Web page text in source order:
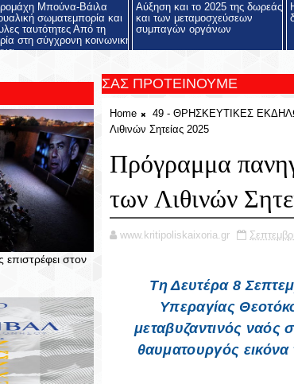
Μπούνα-Βάιλα
σωματεμπορία και
ταυτότητες Από τη
στη σύγχρονη κοινωνική
Αύξηση και το 2025 της δωρεάς
και των μεταμοσχεύσεων
συμπαγών οργάνων
στον
ΣΑΣ ΠΡΟΤΕΙΝΟΥΜΕ
Home 49 - ΘΡΗΣΚΕΥΤΙΚΕΣ
Λιθινών Σητείας 2025
Πρόγραμμα
των Λιθινών
www.kritipoliskaixoria.gr
Τη Δευτέρα 8
Υπεραγίας
μεταβυζαντινός ναός
θαυματουργός